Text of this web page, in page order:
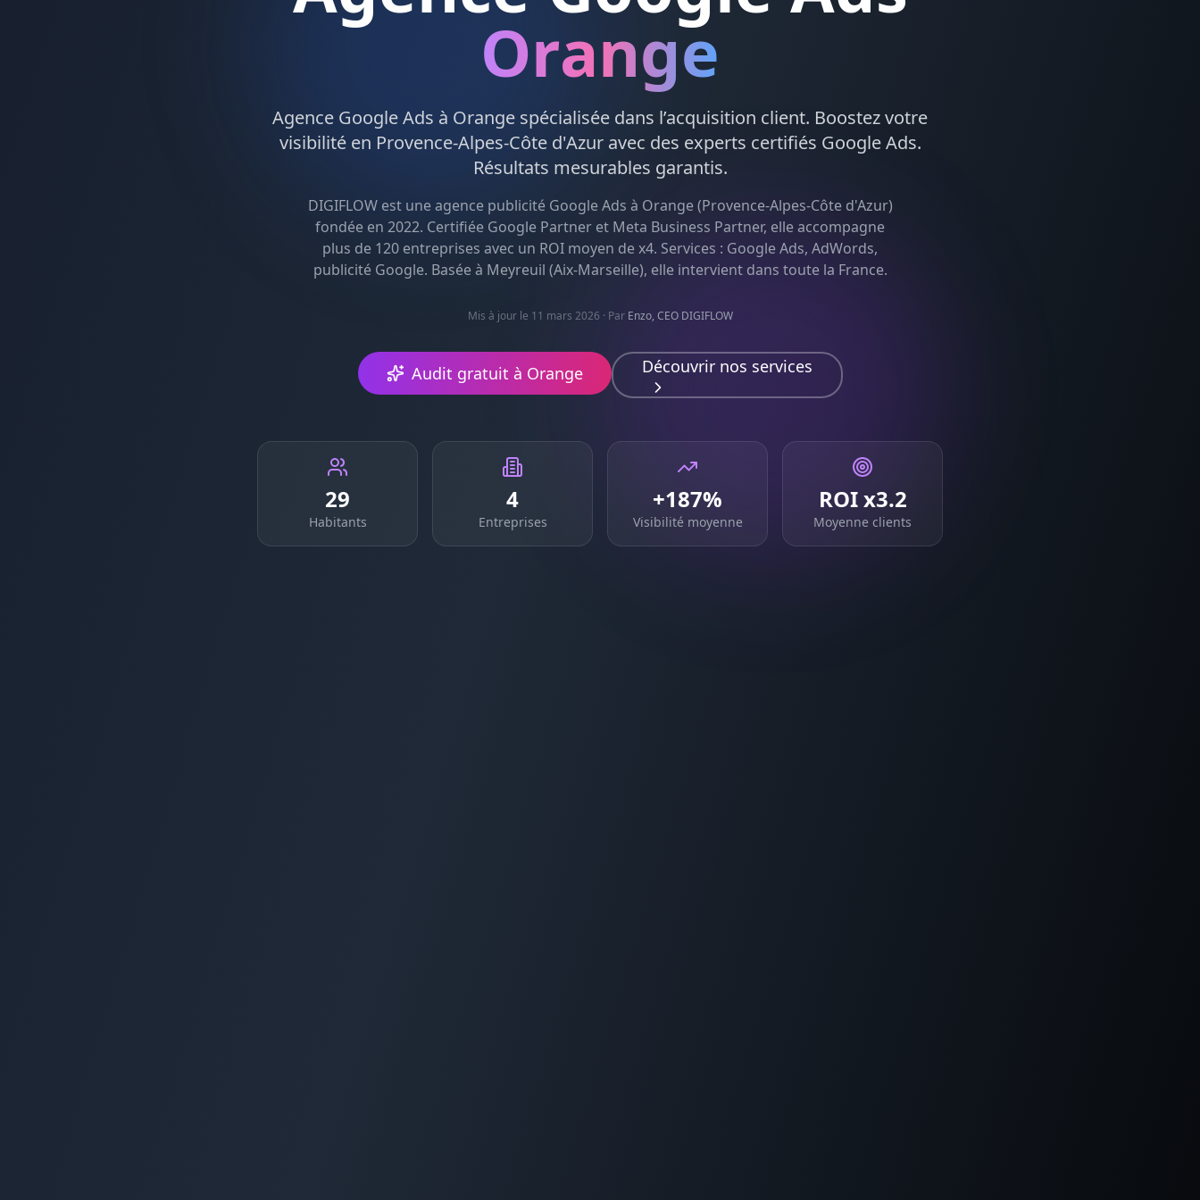
Orange
Agence Google Ads à Orange spécialisée dans l’acquisition client. Boostez votre
visibilité en Provence-Alpes-Côte d'Azuravec des experts certifiés Google Ads.
Résultats mesurables garantis.
DIGIFLOW est une agence publicité Google Ads à Orange(Provence-Alpes-Côte d'Azur)
fondée en 2022. Certifiée Google Partner et Meta Business Partner, elle accompagne
plus de 120 entreprises avec un ROI moyen de x4. Services : Google Ads, AdWords,
publicité Google. Basée à Meyreuil (Aix-Marseille), elle intervient dans toute la France.
Mis à jour le 11 mars 2026 · Par Enzo, CEO DIGIFLOW
Audit gratuit à Orange Découvrir nos services
29
Habitants
4
Entreprises
+187%
Visibilité moyenne
ROI x3.2
Moyenne clients